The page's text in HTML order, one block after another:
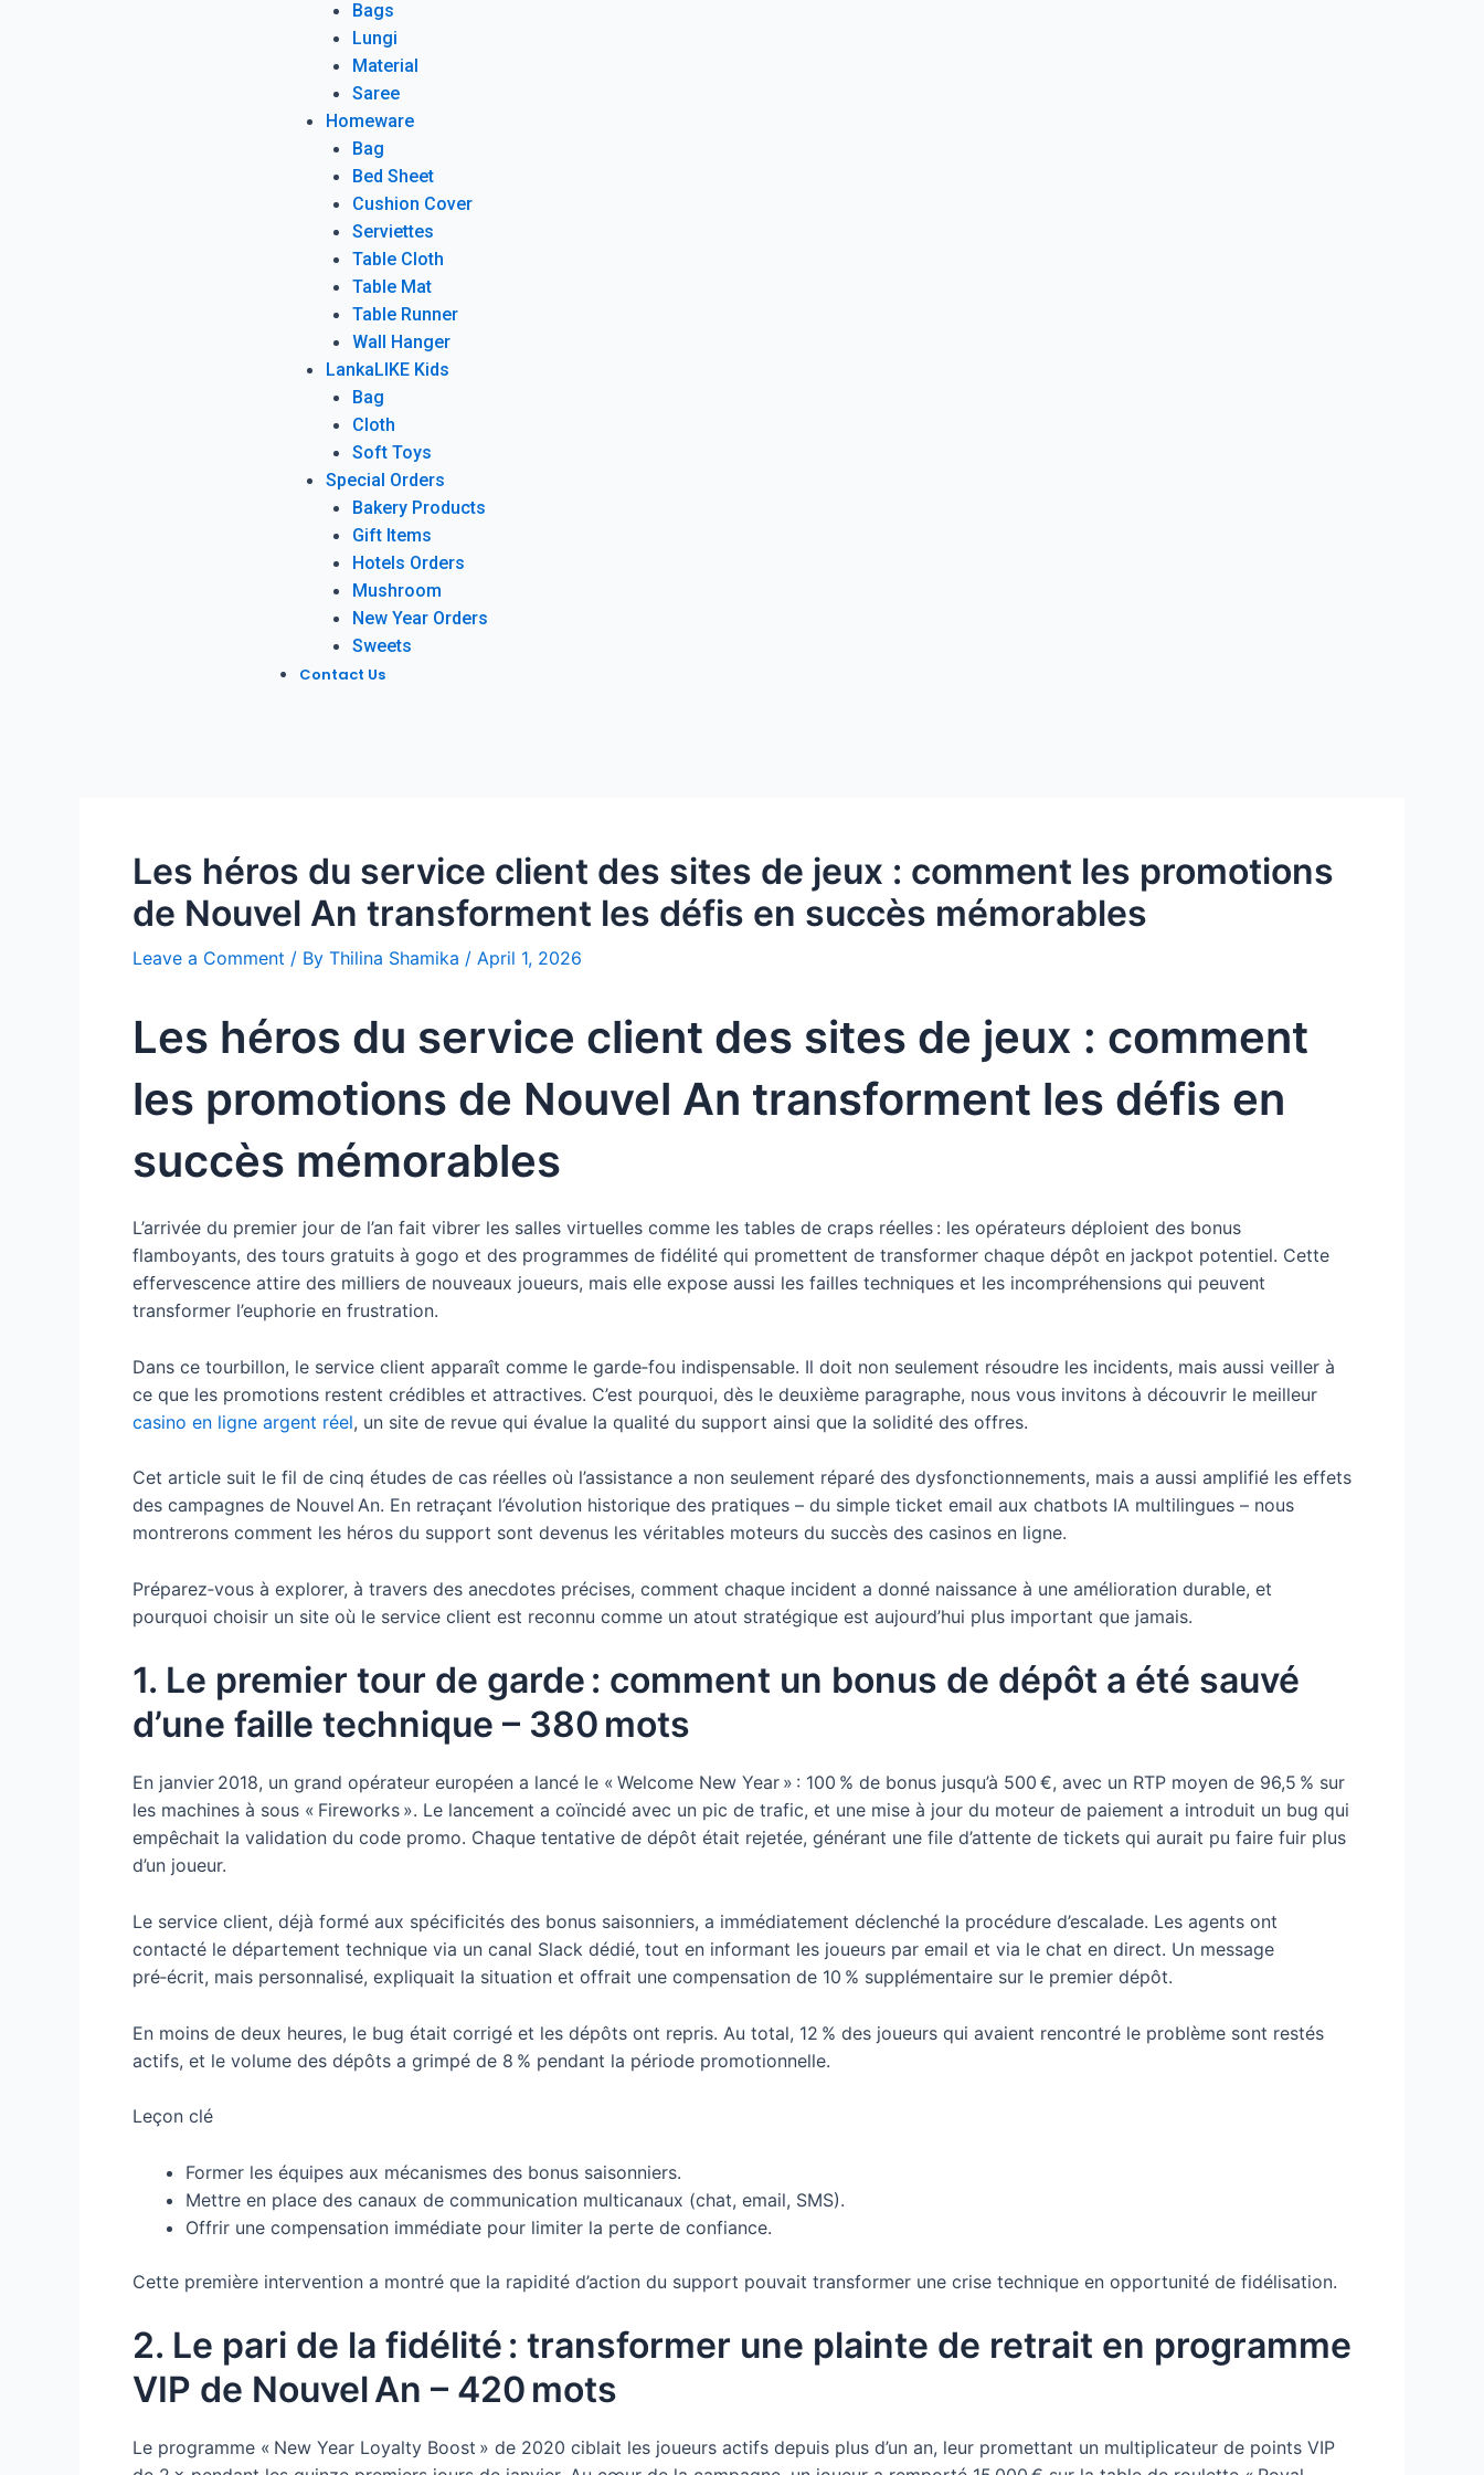
Bags
Lungi
Material
Saree
Homeware
Bag
Bed Sheet
Cushion Cover
Serviettes
Table Cloth
Table Mat
Table Runner
Wall Hanger
LankaLIKE Kids
Bag
Cloth
Soft Toys
Special Orders
Bakery Products
Gift Items
Hotels Orders
Mushroom
New Year Orders
Sweets
Contact Us
Les héros du service client des sites de jeux : comment les promotions
de Nouvel An transforment les défis en succès mémorables
Leave a Comment / By Thilina Shamika / April 1, 2026
Les héros du service client des sites de jeux : comment
les promotions de Nouvel An transforment les défis en
succès mémorables
L’arrivée du premier jour de l’an fait vibrer les salles virtuelles comme les tables de craps réelles : les opérateurs déploient des bonus
flamboyants, des tours gratuits à gogo et des programmes de fidélité qui promettent de transformer chaque dépôt en jackpot potentiel. Cette
effervescence attire des milliers de nouveaux joueurs, mais elle expose aussi les failles techniques et les incompréhensions qui peuvent
transformer l’euphorie en frustration.
Dans ce tourbillon, le service client apparaît comme le garde‑fou indispensable. Il doit non seulement résoudre les incidents, mais aussi veiller à
ce que les promotions restent crédibles et attractives. C’est pourquoi, dès le deuxième paragraphe, nous vous invitons à découvrir le meilleur
casino en ligne argent réel, un site de revue qui évalue la qualité du support ainsi que la solidité des offres.
Cet article suit le fil de cinq études de cas réelles où l’assistance a non seulement réparé des dysfonctionnements, mais a aussi amplifié les effets
des campagnes de Nouvel An. En retraçant l’évolution historique des pratiques – du simple ticket email aux chatbots IA multilingues – nous
montrerons comment les héros du support sont devenus les véritables moteurs du succès des casinos en ligne.
Préparez‑vous à explorer, à travers des anecdotes précises, comment chaque incident a donné naissance à une amélioration durable, et
pourquoi choisir un site où le service client est reconnu comme un atout stratégique est aujourd’hui plus important que jamais.
1. Le premier tour de garde : comment un bonus de dépôt a été sauvé
d’une faille technique – 380 mots
En janvier 2018, un grand opérateur européen a lancé le « Welcome New Year » : 100 % de bonus jusqu’à 500 €, avec un RTP moyen de 96,5 % sur
les machines à sous « Fireworks ». Le lancement a coïncidé avec un pic de trafic, et une mise à jour du moteur de paiement a introduit un bug qui
empêchait la validation du code promo. Chaque tentative de dépôt était rejetée, générant une file d’attente de tickets qui aurait pu faire fuir plus
d’un joueur.
Le service client, déjà formé aux spécificités des bonus saisonniers, a immédiatement déclenché la procédure d’escalade. Les agents ont
contacté le département technique via un canal Slack dédié, tout en informant les joueurs par email et via le chat en direct. Un message
pré‑écrit, mais personnalisé, expliquait la situation et offrait une compensation de 10 % supplémentaire sur le premier dépôt.
En moins de deux heures, le bug était corrigé et les dépôts ont repris. Au total, 12 % des joueurs qui avaient rencontré le problème sont restés
actifs, et le volume des dépôts a grimpé de 8 % pendant la période promotionnelle.
Leçon clé
Former les équipes aux mécanismes des bonus saisonniers.
Mettre en place des canaux de communication multicanaux (chat, email, SMS).
Offrir une compensation immédiate pour limiter la perte de confiance.
Cette première intervention a montré que la rapidité d’action du support pouvait transformer une crise technique en opportunité de fidélisation.
2. Le pari de la fidélité : transformer une plainte de retrait en programme
VIP de Nouvel An – 420 mots
Le programme « New Year Loyalty Boost » de 2020 ciblait les joueurs actifs depuis plus d’un an, leur promettant un multiplicateur de points VIP